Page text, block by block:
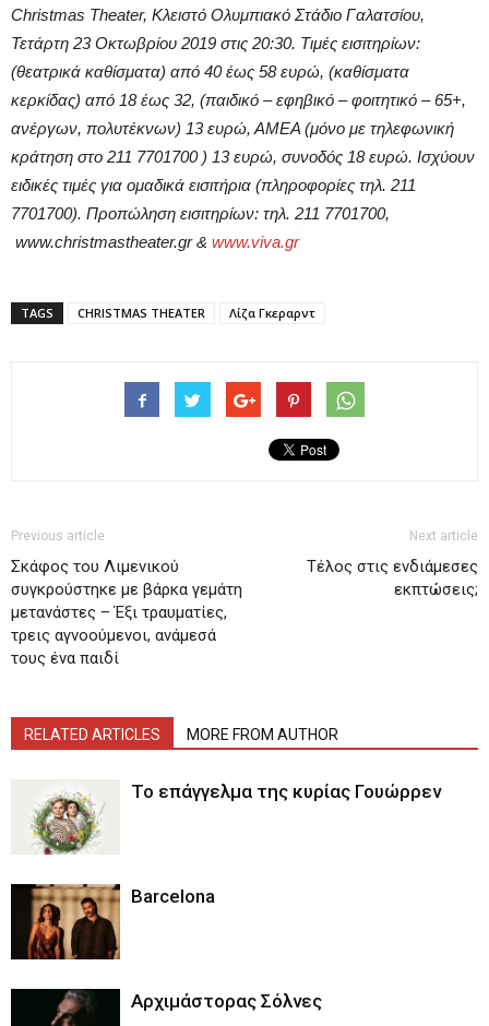
Christmas Theater, Κλειστό Ολυμπιακό Στάδιο Γαλατσίου,
Τετάρτη 23 Οκτωβρίου 2019 στις 20:30. Τιμές εισιτηρίων:
(θεατρικά καθίσματα) από 40 έως 58 ευρώ, (καθίσματα
κερκίδας) από 18 έως 32, (παιδικό – εφηβικό – φοιτητικό – 65+,
ανέργων, πολυτέκνων) 13 ευρώ, ΑΜΕΑ (μόνο με τηλεφωνική
κράτηση στο 211 7701700 ) 13 ευρώ, συνοδός 18 ευρώ. Ισχύουν
ειδικές τιμές για ομαδικά εισιτήρια (πληροφορίες τηλ. 211
7701700). Προπώληση εισιτηρίων: τηλ. 211 7701700,
www.christmastheater.gr & www.viva.gr
TAGS CHRISTMAS THEATER Λίζα Γκεραρντ
Previous article
Σκάφος του Λιμενικού
συγκρούστηκε με βάρκα γεμάτη
μετανάστες – Έξι τραυματίες,
τρεις αγνοούμενοι, ανάμεσά
τους ένα παιδί
Next article
Τέλος στις ενδιάμεσες
εκπτώσεις;
RELATED ARTICLES MORE FROM AUTHOR
Το επάγγελμα της κυρίας Γουώρρεν
Barcelona
Αρχιμάστορας Σόλνες